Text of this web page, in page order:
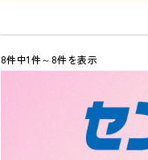
8件中1件～8件を表示